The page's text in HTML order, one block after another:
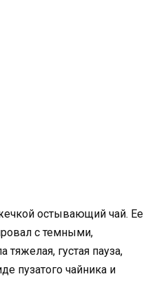
остывающий чай. Ее
с темными,
густая пауза,
пузатого чайника и